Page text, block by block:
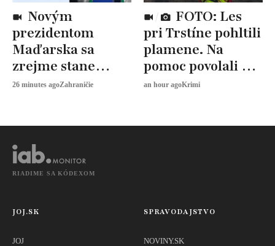
prezidentom
Maďarska sa
zrejme stane
András Baka.
26 minutes agoZahraničie
pri Trstíne pohltili
plamene. Na
pomoc povolali aj
vrtuľník
an hour agoKrimi
RIADIME SA KÓDEXOM
JOJ.SK
JOJ
SPRAVODAJSTVO
NOVINY.SK